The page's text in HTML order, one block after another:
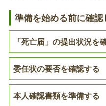
とする仕組みへと移行し
っていない人には「資格
持っている人には「資
ています。
亡くなられた方が、後期
定疾病療養受療証等をお
い。※区役所本庁舎また
場合は、はさみなどで細
さい。
後期高齢者医療葬祭
被保険者が亡くなられた
税金
動産
不動産
その他
準備を始める前に確
「死亡届」の提出状況を
委任状の要否を確認する
本人確認書類を準備する